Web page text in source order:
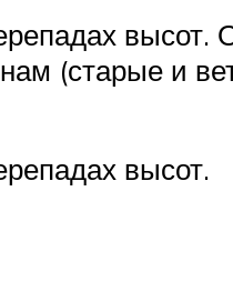
высот.
(старые и
высот.